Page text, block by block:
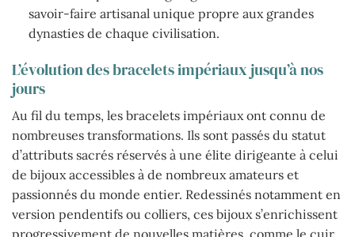
savoir-faire artisanal unique propre aux grandes
dynasties de chaque civilisation.
L’évolution des bracelets impériaux jusqu’à nos
jours
Au fil du temps, les bracelets impériaux ont connu de
nombreuses transformations. Ils sont passés du statut
d’attributs sacrés réservés à une élite dirigeante à celui
de bijoux accessibles à de nombreux amateurs et
passionnés du monde entier. Redessinés notamment en
version pendentifs ou colliers, ces bijoux s’enrichissent
progressivement de nouvelles matières, comme le cuir,